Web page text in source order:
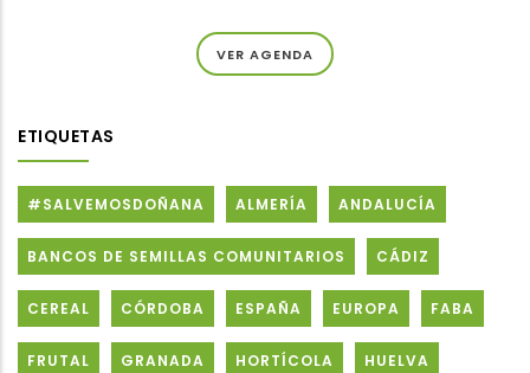
VER AGENDA
ETIQUETAS
#SALVEMOSDOÑANA ALMERÍA ANDALUCÍA
BANCOS DE SEMILLAS COMUNITARIOS CÁDIZ
CEREAL CÓRDOBA ESPAÑA EUROPA FABA
FRUTAL GRANADA HORTÍCOLA HUELVA